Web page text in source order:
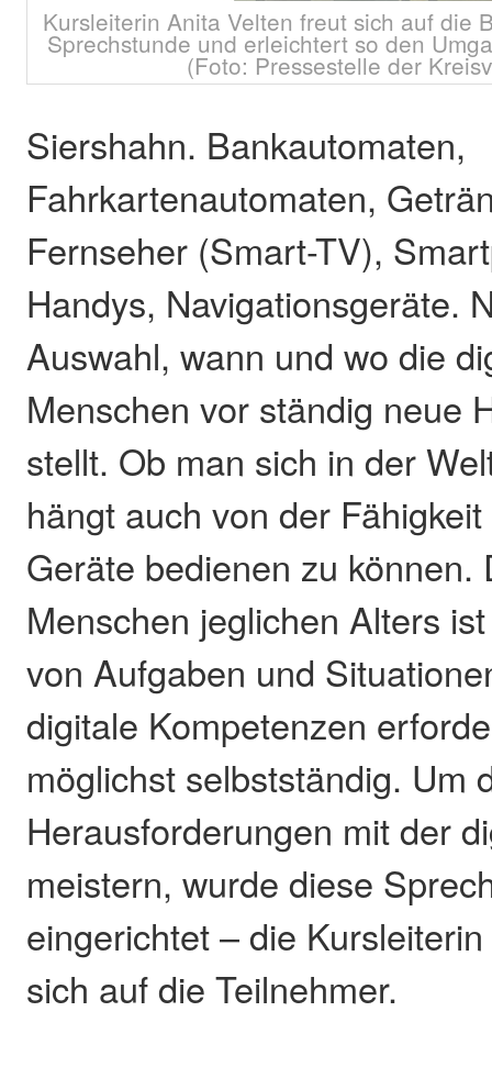
Kursleiterin Anita Velten freut sich auf die
Sprechstunde und erleichtert so den
(Foto: Pressestelle der
Siershahn. Bankautomaten,
Fahrkartenautomaten,
Fernseher (Smart-TV),
Handys, Navigationsgeräte.
Auswahl, wann und wo die
Menschen vor ständig neue
stellt. Ob man sich in der
hängt auch von der
Geräte bedienen zu können.
Menschen jeglichen Alters
von Aufgaben und
digitale Kompetenzen
möglichst selbstständig. Um
Herausforderungen mit der
meistern, wurde diese
eingerichtet – die
sich auf die Teilnehmer.